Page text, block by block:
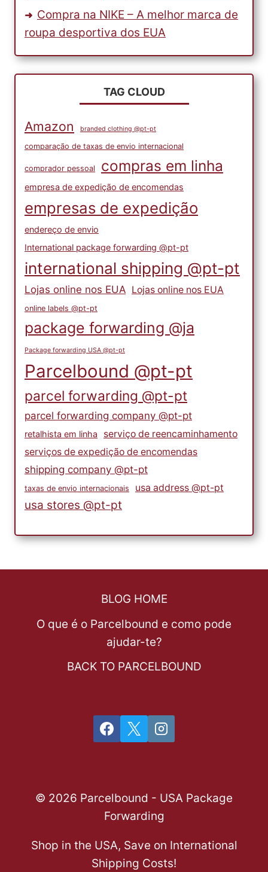
Compra na NIKE – A melhor marca de
roupa desportiva dos EUA
TAG CLOUD
Amazon branded clothing @pt-pt
comparação de taxas de envio internacional
comprador pessoal compras em linha
empresa de expedição de encomendas
empresas de expedição
endereço de envio
International package forwarding @pt-pt
international shipping @pt-pt
Lojas online nos EUA Lojas online nos EUA
online labels @pt-pt
package forwarding @ja
Package forwarding USA @pt-pt
Parcelbound @pt-pt
parcel forwarding @pt-pt
parcel forwarding company @pt-pt
retalhista em linha
serviço de reencaminhamento
serviços de expedição de encomendas
shipping company @pt-pt
taxas de envio internacionais usa address @pt-pt
usa stores @pt-pt
BLOG HOME
O que é o Parcelbound e como pode
ajudar-te?
BACK TO PARCELBOUND
© 2026 Parcelbound - USA Package
Forwarding
Shop in the USA, Save on International
Shipping Costs!